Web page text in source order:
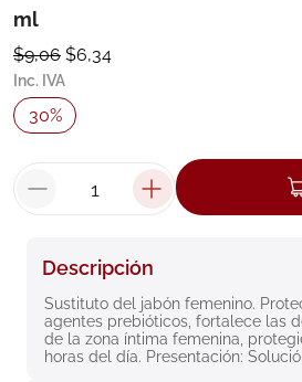
ml
$9,06 $6,34
Inc. IVA
30%
Descripción
Sustituto del jabón femenino.
agentes prebióticos, fortalece las
de la zona íntima femenina,
horas del día. Presentación:
3 bioderma
4.
5. cerave
6. degraler
isdin
9. nivea
10.pañales